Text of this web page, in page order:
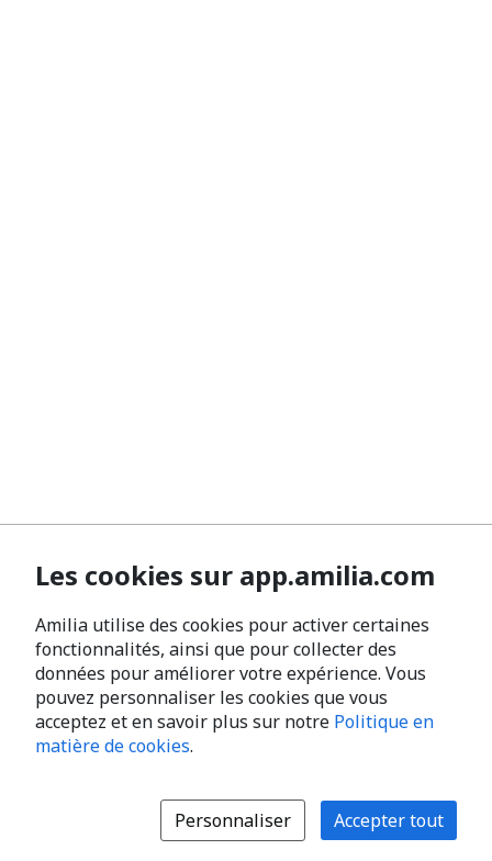
Les cookies sur app.amilia.com
Amilia utilise des cookies pour activer certaines
fonctionnalités, ainsi que pour collecter des
données pour améliorer votre expérience. Vous
pouvez personnaliser les cookies que vous
acceptez et en savoir plus sur notre Politique en
matière de cookies.
Personnaliser Accepter tout